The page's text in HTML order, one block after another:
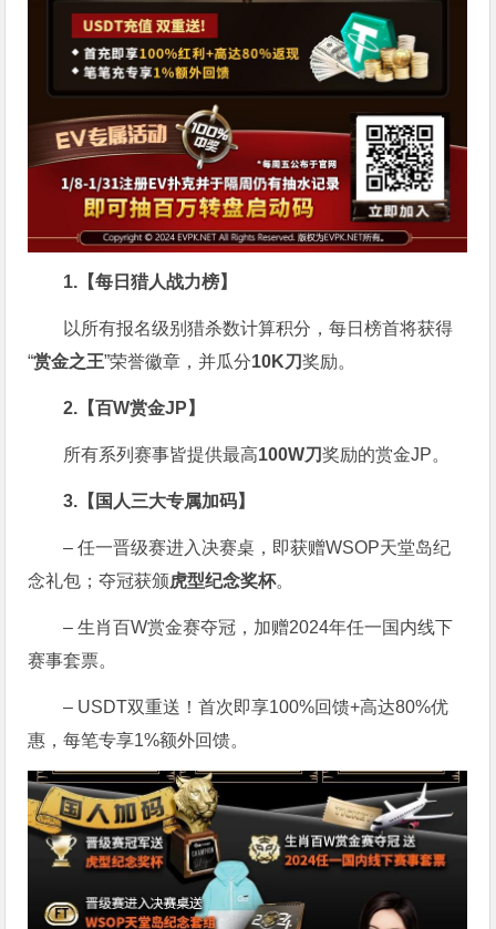
1.【每日猎人战力榜】
以所有报名级别猎杀数计算积分，每日榜首将获得
“赏金之王”荣誉徽章，并瓜分10K刀奖励。
2.【百W赏金JP】
所有系列赛事皆提供最高100W刀奖励的赏金JP。
3.【国人三大专属加码】
– 任一晋级赛进入决赛桌，即获赠WSOP天堂岛纪
念礼包；夺冠获颁虎型纪念奖杯。
– 生肖百W赏金赛夺冠，加赠2024年任一国内线下
赛事套票。
– USDT双重送！首次即享100%回馈+高达80%优
惠，每笔专享1%额外回馈。